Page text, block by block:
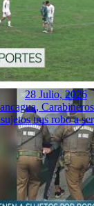
28 Julio, 2026
tras robo a